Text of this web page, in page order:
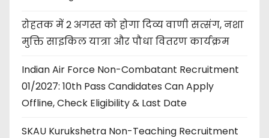
रोहतक में 2 अगस्त को होगा दिव्य वाणी सत्संग, नशा
मुक्ति साइकिल यात्रा और पौधा वितरण कार्यक्रम
Indian Air Force Non-Combatant Recruitment
01/2027: 10th Pass Candidates Can Apply
Offline, Check Eligibility & Last Date
SKAU Kurukshetra Non-Teaching Recruitment